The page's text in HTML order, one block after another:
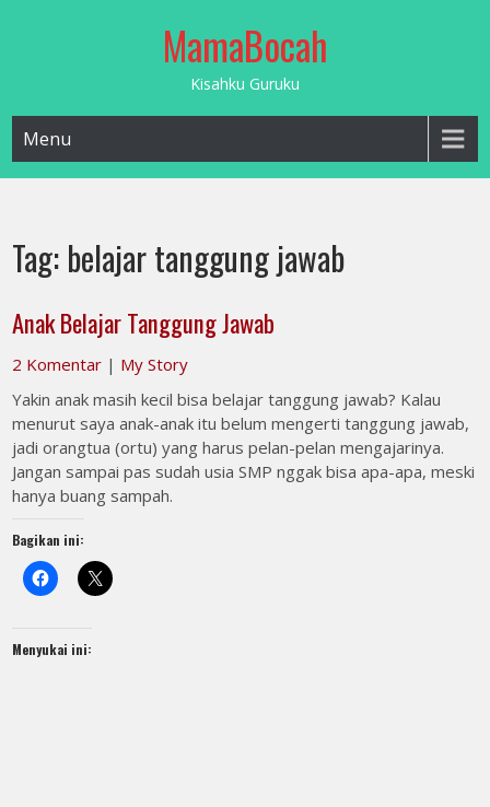
MamaBocah
Kisahku Guruku
Menu
Tag: belajar tanggung jawab
Anak Belajar Tanggung Jawab
2 Komentar | My Story
Yakin anak masih kecil bisa belajar tanggung jawab? Kalau
menurut saya anak-anak itu belum mengerti tanggung jawab,
jadi orangtua (ortu) yang harus pelan-pelan mengajarinya.
Jangan sampai pas sudah usia SMP nggak bisa apa-apa, meski
hanya buang sampah.
Bagikan ini:
Menyukai ini: